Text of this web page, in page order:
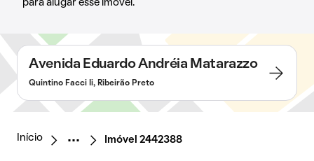
para alugar esse imóvel.
Avenida Eduardo Andréia Matarazzo
Quintino Facci Ii, Ribeirão Preto
Início Imóvel 2442388